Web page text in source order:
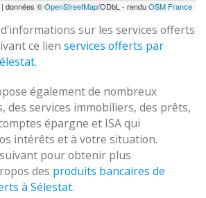
| données ©OpenStreetMap/ODbL - renduOSM France
sur les services offerts
ce lien services offerts par
.
également de nombreux
des services immobiliers, des prêts,
épargne et ISA qui
intérêts et à votre situation.
pour obtenir plus
des produits bancaires de
à Sélestat.